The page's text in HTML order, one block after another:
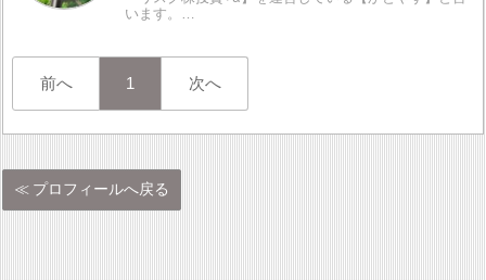
います。…
前へ 1 次へ
プロフィールへ戻る